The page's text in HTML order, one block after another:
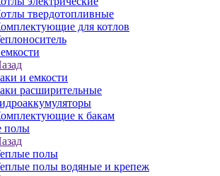
твердотопливные
для котлов
и емкости
расширительные
к бакам
полы
полы
полы водяные и крепеж